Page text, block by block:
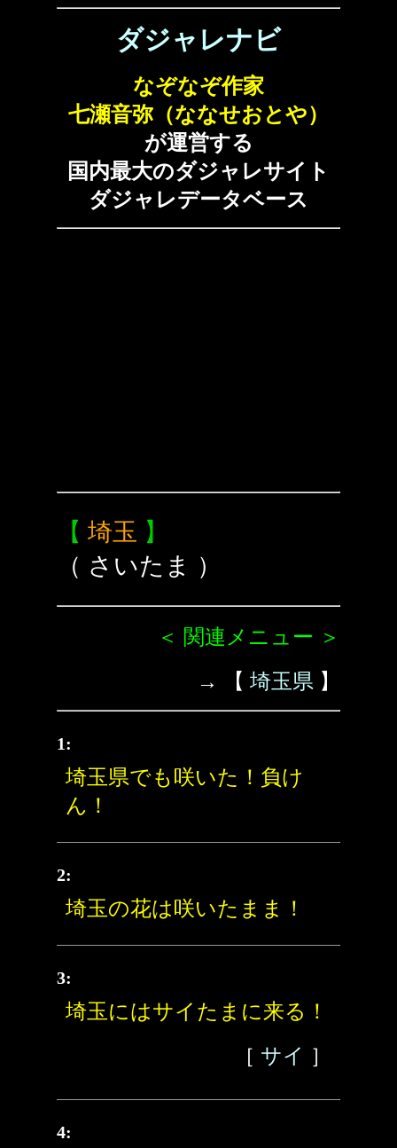
ダジャレナビ
なぞなぞ作家
七瀬音弥（ななせおとや）
が運営する
国内最大のダジャレサイト
ダジャレデータベース
【 埼玉 】
（ さいたま ）
＜ 関連メニュー ＞
→ 【 埼玉県 】
1:
埼玉県でも咲いた！負け
ん！
2:
埼玉の花は咲いたまま！
3:
埼玉にはサイたまに来る！
［ サイ ］
4: